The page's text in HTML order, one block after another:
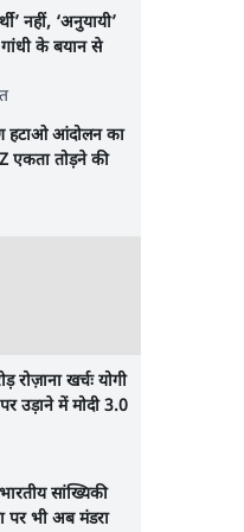
BJP?
नहीं, ‘अनुयायी’
के बयान से
हटाओ आंदोलन का
एकता तोड़ने की
खर्चः योगी
उड़ाने में मोदी 3.0
सांख्यिकी
पर भी अब मंडरा